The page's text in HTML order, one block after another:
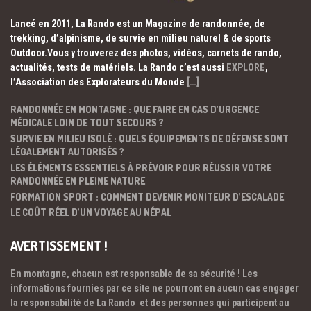
Lancé en 2011, La Rando est un Magazine de randonnée, de
trekking, d’alpinisme, de survie en milieu naturel & de sports
Outdoor.Vous y trouverez des photos, vidéos, carnets de rando,
actualités, tests de matériels. La Rando c’est aussi EXPLORE,
l’Association des Explorateurs du Monde […]
RANDONNÉE EN MONTAGNE : QUE FAIRE EN CAS D’URGENCE
MÉDICALE LOIN DE TOUT SECOURS ?
SURVIE EN MILIEU ISOLÉ : QUELS ÉQUIPEMENTS DE DÉFENSE SONT
LÉGALEMENT AUTORISÉS ?
LES ÉLÉMENTS ESSENTIELS À PRÉVOIR POUR RÉUSSIR VOTRE
RANDONNÉE EN PLEINE NATURE
FORMATION SPORT : COMMENT DEVENIR MONITEUR D’ESCALADE
LE COÛT RÉEL D’UN VOYAGE AU NÉPAL
AVERTISSEMENT !
En montagne, chacun est responsable de sa sécurité ! Les
informations fournies par ce site ne pourront en aucun cas engager
la responsabilité de La Rando et des personnes qui participent au